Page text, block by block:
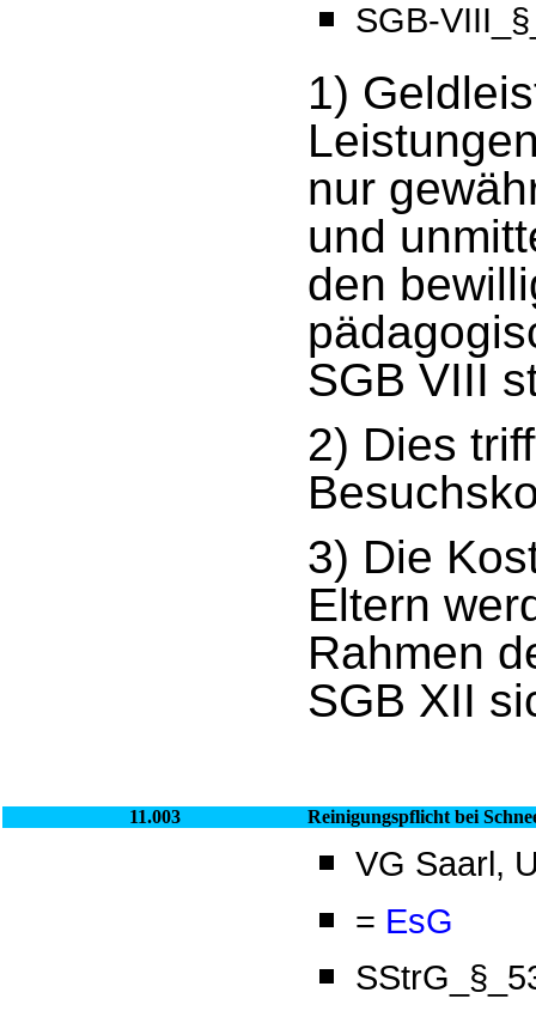
SGB-
1)
nur
und
den
SGB VIII
2) Dies
3) Die
Eltern
Rahmen
SGB XII
11.003 Reinigungspflicht bei
VG Saarl,
= EsG